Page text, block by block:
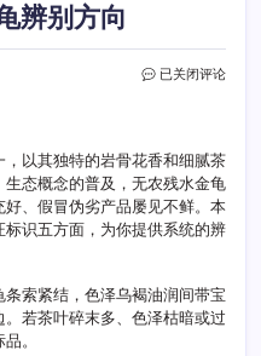
辨别方向
选
残
生
态
水
金
别
方
已关闭评论
以其独特的岩骨花香和细腻茶
态概念的普及，无农残水金龟
、假冒伪劣产品屡见不鲜。本
识五方面，为你提供系统的辨
索紧结，色泽乌褐油润间带宝
若茶叶碎末多、色泽枯暗或过
。